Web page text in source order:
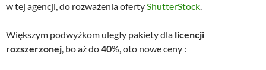
w tej agencji, do rozważenia ofertyShutterStock.
Większym podwyżkom uległy pakiety dla licencji
rozszerzonej, bo aż do40%, oto nowe ceny :